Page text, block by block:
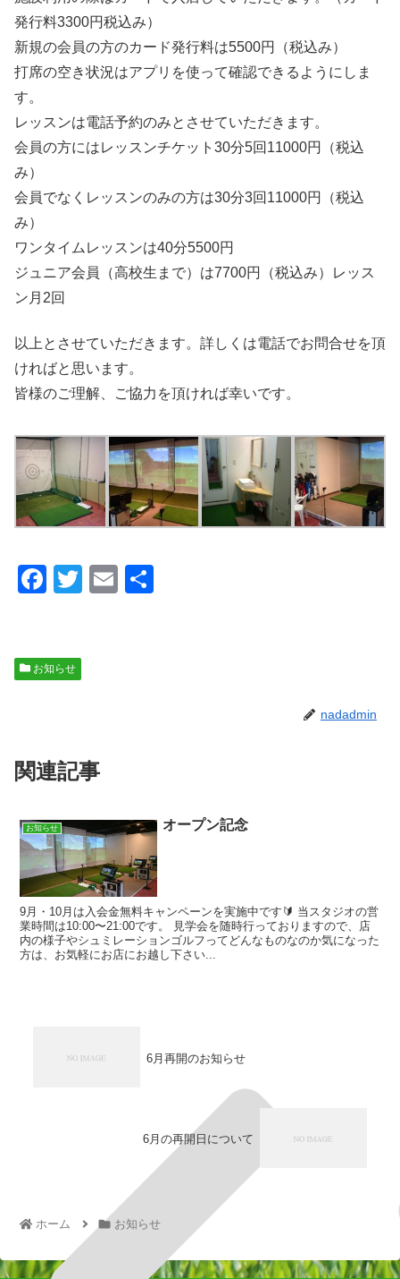
発行料3300円税込み）
新規の会員の方のカード発行料は5500円（税込み）
打席の空き状況はアプリを使って確認できるようにしま
す。
レッスンは電話予約のみとさせていただきます。
会員の方にはレッスンチケット30分5回11000円（税込
み）
会員でなくレッスンのみの方は30分3回11000円（税込
み）
ワンタイムレッスンは40分5500円
ジュニア会員（高校生まで）は7700円（税込み）レッス
ン月2回
以上とさせていただきます。詳しくは電話でお問合せを頂
ければと思います。
皆様のご理解、ご協力を頂ければ幸いです。
F
e
k
T
E
お知らせ
nadadmin
関連記事
お知らせ オープン記念
9月・10月は入会金無料キャンペーンを実施中です🔰 当スタジオの営
業時間は10:00〜21:00です。 見学会を随時行っておりますので、店
内の様子やシュミレーションゴルフってどんなものなのか気になった
方は、お気軽にお店にお越し下さい...
6月再開のお知らせ
6月の再開日について
ホーム お知らせ